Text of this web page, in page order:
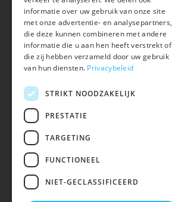
B-3050 OUD-HEVERLEE
+32 (0) 16 47 99 80
info@belgian-warmblood.com
BTW BE 0410.346.424
RPR Leuven
IBAN BE40 7364 0368 4863
Volg ons op
Wij zijn telefonisch bereikbaar:
woe 9u-12u
maa, din, don, vrij 13u-16u
informatie over uw gebruik van onze site
met onze advertentie- en analysepartners,
die deze kunnen combineren met andere
informatie die u aan hen heeft verstrekt of
die zij hebben verzameld door uw gebruik
van hun diensten. Privacybeleid
STRIKT NOODZAKELIJK
PRESTATIE
TARGETING
FUNCTIONEEL
NIET-GECLASSIFICEERD